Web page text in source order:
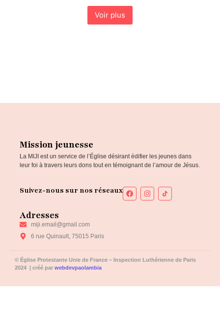
Voir plus
Mission jeunesse
La MIJI est un service de l’Église désirant édifier les jeunes dans
leur foi à travers leurs dons tout en témoignant de l’amour de Jésus.
Suivez-nous sur nos réseaux
Adresses
miji.email@gmail.com
6 rue Quinault​, ​75015 Paris
© Église Protestante Unie de France – Inspection Luthérienne de Paris
2024 | créé par webdevpaolambia